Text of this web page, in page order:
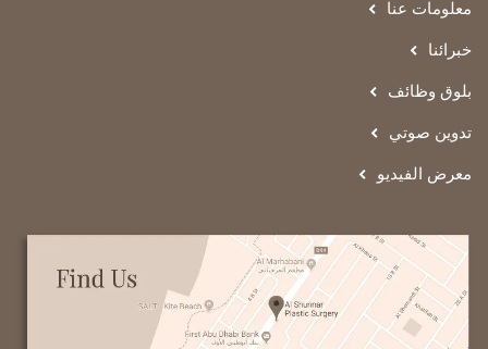
معلومات عنا
خبرائنا
بلوق وظائف
تدوين صوتي
معرض الفيديو